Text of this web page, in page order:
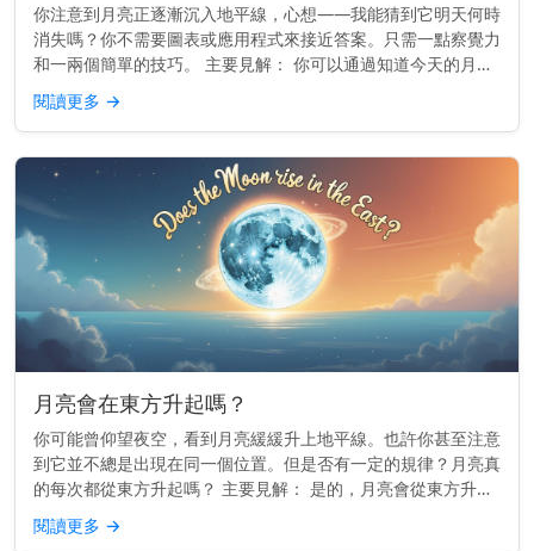
你注意到月亮正逐漸沉入地平線，心想——我能猜到它明天何時
消失嗎？你不需要圖表或應用程式來接近答案。只需一點察覺力
和一兩個簡單的技巧。 主要見解： 你可以通過知道今天的月落
時間，並減去大約50分鐘來預估明天的月落時間。 月亮的每日
漂移 月亮在...
閱讀更多 →
月亮會在東方升起嗎？
你可能曾仰望夜空，看到月亮緩緩升上地平線。也許你甚至注意
到它並不總是出現在同一個位置。但是否有一定的規律？月亮真
的每次都從東方升起嗎？ 主要見解： 是的，月亮會從東方升起
——或非常接近東方——就像太陽一樣。 為什麼月亮會跟隨東
方 這一切都與...
閱讀更多 →